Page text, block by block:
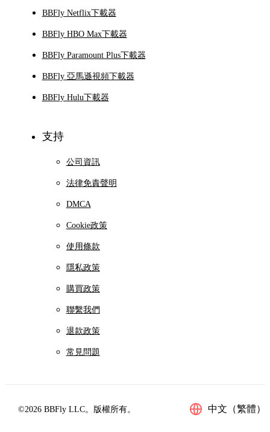
BBFly Netflix下載器
BBFly HBO Max下載器
BBFly Paramount Plus下載器
BBFly 亞馬遜視頻下載器
BBFly Hulu下載器
支持
公司資訊
法律免責聲明
DMCA
Cookie政策
使用條款
隱私政策
購買政策
聯繫我們
退款政策
常見問題
©2026 BBFly LLC。版權所有。 中文（繁體）